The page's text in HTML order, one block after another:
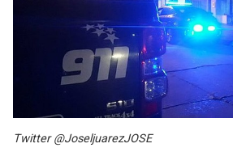
Twitter @JoseljuarezJOSE